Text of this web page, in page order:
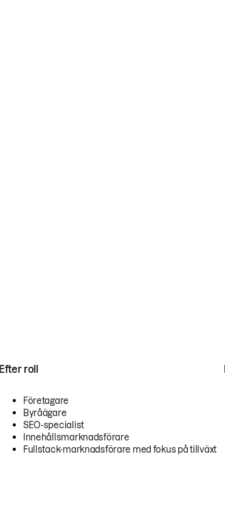
Efter roll
Företagare
Byråägare
SEO-specialist
Innehållsmarknadsförare
Fullstack-marknadsförare med fokus på tillväxt